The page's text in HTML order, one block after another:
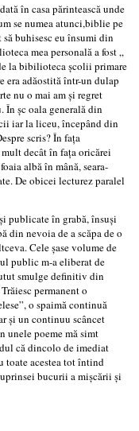
în casa părintească unde
se numea atunci,biblie pe
buhisesc eu însumi din
mea personală a fost „
la bibilioteca şcolii primare
era adăostită într-un dulap
nu o mai am şi regret
În şc oala generală din
iar la liceu, începând din
scris? În faţa
decât în faţa oricărei
albă în mână, seara-
De obicei lecturez paralel
în grabă, însuşi
din nevoia de a scăpa de o
Cele şase volume de
public m-a eliberat de
smulge definitiv din
permanent o
o spaimă continuă
şi un continuu scâncet
unele poeme mă simt
că dincolo de imediat
toate acestea tot întind
bucurii a mişcării şi